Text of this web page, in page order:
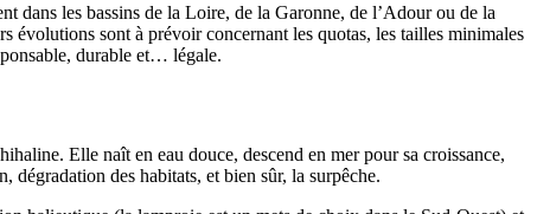
dans les bassins de la Loire, de la Garonne, de l’Adour ou de la
évolutions sont à prévoir concernant les quotas, les tailles minimales
durable et… légale.
Elle naît en eau douce, descend en mer pour sa croissance,
des habitats, et bien sûr, la surpêche.